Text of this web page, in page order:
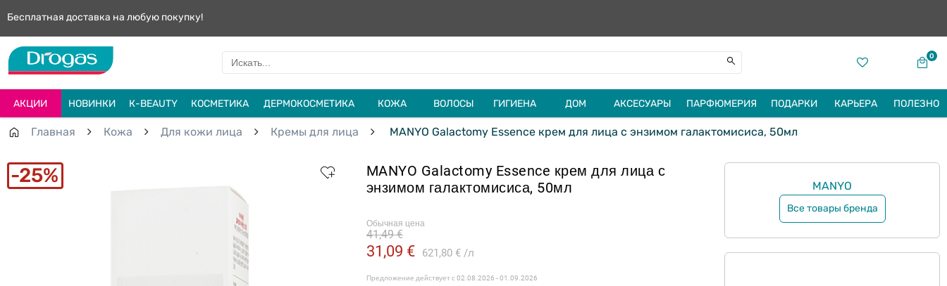
Бесплатная доставка на любую покупку!
0
АКЦИИ НОВИНКИ К-BEAUTY КОСМЕТИКА ДЕРМОКОСМЕТИКА КОЖА ВОЛОСЫ ГИГИЕНА ДОМ АКСЕСУАРЫ ПАРФЮМЕРИЯ ПОДАРКИ КАРЬЕРА ПОЛЕЗНО
Главная Кожа Для кожи лица Кремы для лица MANYO Galactomy Essence крем для лица с энзимом галактомисиса, 50мл
25%
MANYO Galactomy Essence крем для лица с
энзимом галактомисиса, 50мл
Обычная цена
31,09 € 621,80 € л
41,49 €
Предложение действует с02.08.2026 - 01.09.2026
MANYO
Все товары бренда